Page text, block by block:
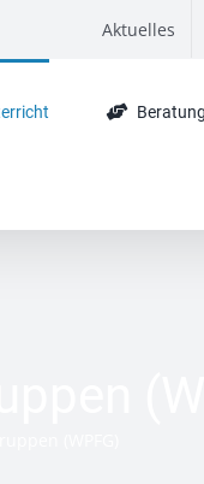
Aktuelles